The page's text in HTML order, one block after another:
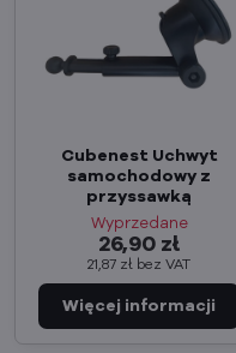
Cubenest Uchwyt
samochodowy z
przyssawką
Wyprzedane
26,90 zł
21,87 zł bez VAT